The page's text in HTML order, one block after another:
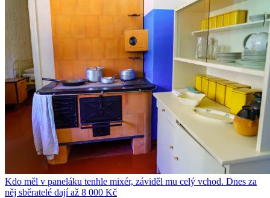
Kdo měl v paneláku tenhle mixér, záviděl mu celý vchod. Dnes za
něj sběratelé dají až 8 000 Kč